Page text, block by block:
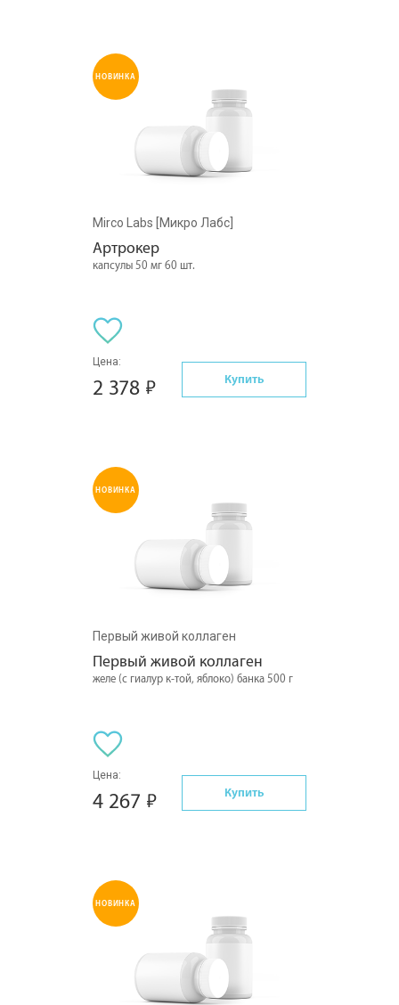
НОВИНКА
Mirco Labs [Микро Лабс]
Артрокер
капсулы 50 мг 60 шт.
Цена:
2 378 Купить
НОВИНКА
Первый живой коллаген
Первый живой коллаген
желе (с гиалур к-той, яблоко) банка 500 г
Цена:
4 267 Купить
НОВИНКА